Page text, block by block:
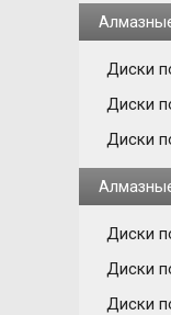
Диски
Диски
Диски
Диски
Диски
Диски